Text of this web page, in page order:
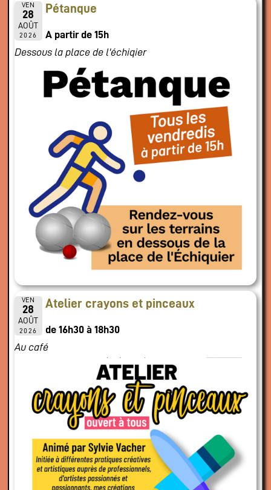
VEN
28
AOÛT
2026
Pétanque
A partir de 15h
Dessous la place de l'échiqier
VEN
28
AOÛT
2026
Atelier crayons et pinceaux
de 16h30 à 18h30
Au café